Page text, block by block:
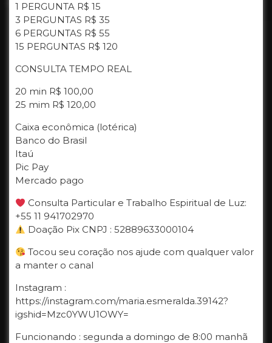
1 PERGUNTA R$ 15
3 PERGUNTAS R$ 35
6 PERGUNTAS R$ 55
15 PERGUNTAS R$ 120
CONSULTA TEMPO REAL
20 min R$ 100,00
25 mim R$ 120,00
Caixa econômica (lotérica)
Banco do Brasil
Itaú
Pic Pay
Mercado pago
Consulta Particular e Trabalho Espiritual de Luz:
+55 11 941702970
Doação Pix CNPJ : 52889633000104
Tocou seu coração nos ajude com qualquer valor
a manter o canal
Instagram :
https://instagram.com/maria.esmeralda.39142?
igshid=Mzc0YWU1OWY=
Funcionando : segunda a domingo de 8:00 manhã